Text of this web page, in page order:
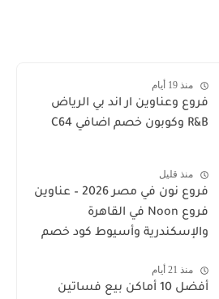
منذ 19 أيام
فروع وعناوين ار اند بي الرياض
R&B وكوبون خصم اضافي C64
منذ قليل
فروع نون في مصر 2026 – عناوين
فروع Noon في القاهرة
والإسكندرية وأسيوط كود خصم
منذ 21 أيام
أفضل 10 أماكن بيع فساتين